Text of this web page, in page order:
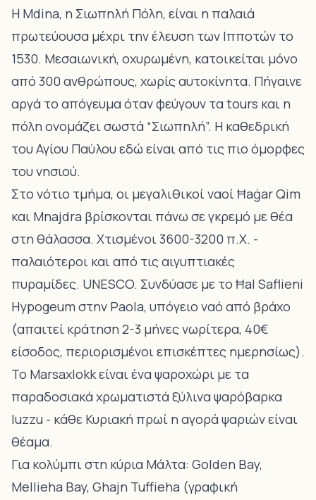
Η Mdina, η Σιωπηλή Πόλη, είναι η παλαιά
πρωτεύουσα μέχρι την έλευση των Ιπποτών το
1530. Μεσαιωνική, οχυρωμένη, κατοικείται μόνο
από 300 ανθρώπους, χωρίς αυτοκίνητα. Πήγαινε
αργά το απόγευμα όταν φεύγουν τα tours και η
πόλη ονομάζει σωστά “Σιωπηλή”. Η καθεδρική
του Αγίου Παύλου εδώ είναι από τις πιο όμορφες
του νησιού.
Στο νότιο τμήμα, οι μεγαλιθικοί ναοί Ħaġar Qim
και Mnajdra βρίσκονται πάνω σε γκρεμό με θέα
στη θάλασσα. Χτισμένοι 3600-3200 π.Χ. -
παλαιότεροι και από τις αιγυπτιακές
πυραμίδες. UNESCO. Συνδύασε με το Ħal Saflieni
Hypogeum στην Paola, υπόγειο ναό από βράχο
(απαιτεί κράτηση 2-3 μήνες νωρίτερα, 40€
είσοδος, περιορισμένοι επισκέπτες ημερησίως).
Το Marsaxlokk είναι ένα ψαροχώρι με τα
παραδοσιακά χρωματιστά ξύλινα ψαρόβαρκα
luzzu - κάθε Κυριακή πρωί η αγορά ψαριών είναι
θέαμα.
Για κολύμπι στη κύρια Μάλτα: Golden Bay,
Mellieha Bay, Ghajn Tuffieha (γραφική